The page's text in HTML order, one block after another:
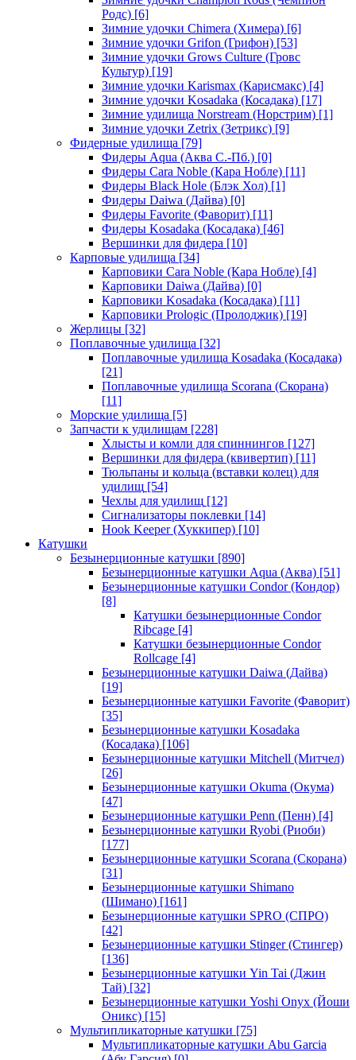
Родс) [6]
Зимние удочки Chimera (Химера) [6]
Зимние удочки Grifon (Грифон) [53]
Зимние удочки Grows Culture (Гровс
Культур) [19]
Зимние удочки Karismax (Карисмакс) [4]
Зимние удочки Kosadaka (Косадака) [17]
Зимние удилища Norstream (Норстрим) [1]
Зимние удочки Zetrix (Зетрикс) [9]
Фидерные удилища [79]
Фидеры Aqua (Аква С.-Пб.) [0]
Фидеры Cara Noble (Кара Нобле) [11]
Фидеры Black Hole (Блэк Хол) [1]
Фидеры Daiwa (Дайва) [0]
Фидеры Favorite (Фаворит) [11]
Фидеры Kosadaka (Косадака) [46]
Вершинки для фидера [10]
Карповые удилища [34]
Карповики Cara Noble (Кара Нобле) [4]
Карповики Daiwa (Дайва) [0]
Карповики Kosadaka (Косадака) [11]
Карповики Prologic (Пролоджик) [19]
Жерлицы [32]
Поплавочные удилища [32]
Поплавочные удилища Kosadaka (Косадака)
[21]
Поплавочные удилища Scorana (Скорана)
[11]
Морские удилища [5]
Запчасти к удилищам [228]
Хлысты и комли для спиннингов [127]
Вершинки для фидера (квивертип) [11]
Тюльпаны и кольца (вставки колец) для
удилищ [54]
Чехлы для удилищ [12]
Сигнализаторы поклевки [14]
Hook Keeper (Хуккипер) [10]
Катушки
Безынерционные катушки [890]
Безынерционные катушки Aqua (Аква) [51]
Безынерционные катушки Condor (Кондор)
[8]
Катушки безынерционные Condor
Ribcage [4]
Катушки безынерционные Condor
Rollcage [4]
Безынерционные катушки Daiwa (Дайва)
[19]
Безынерционные катушки Favorite (Фаворит)
[35]
Безынерционные катушки Kosadaka
(Косадака) [106]
Безынерционные катушки Mitchell (Митчел)
[26]
Безынерционные катушки Okuma (Окума)
[47]
Безынерционные катушки Penn (Пенн) [4]
Безынерционные катушки Ryobi (Риоби)
[177]
Безынерционные катушки Scorana (Скорана)
[31]
Безынерционные катушки Shimano
(Шимано) [161]
Безынерционные катушки SPRO (СПРО)
[42]
Безынерционные катушки Stinger (Стингер)
[136]
Безынерционные катушки Yin Tai (Джин
Тай) [32]
Безынерционные катушки Yoshi Onyx (Йоши
Оникс) [15]
Мультипликаторные катушки [75]
Мультипликаторные катушки Abu Garcia